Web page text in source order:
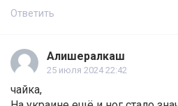
Ответить
Алишералкаш
25 июля 2024 22:42
чайка,